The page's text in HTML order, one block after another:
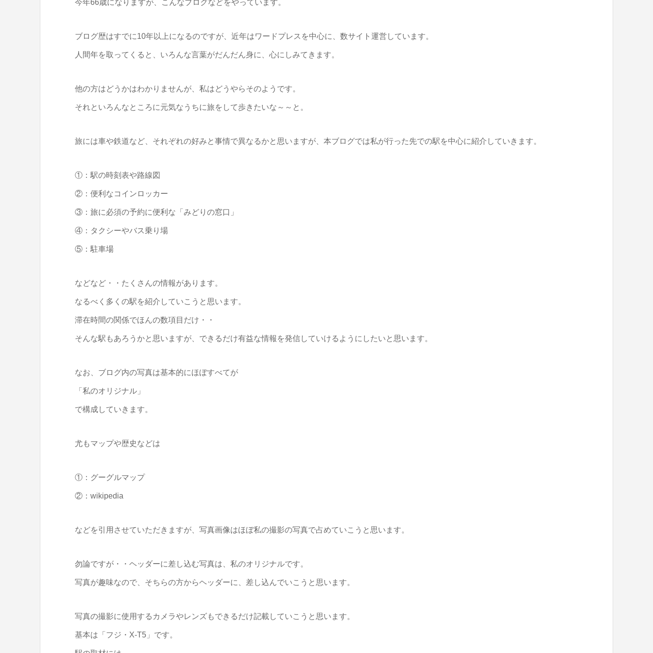
今年66歳になりますが、こんなブログなどをやっています。
ブログ歴はすでに10年以上になるのですが、近年はワードプレスを中心に、数サイト運営しています。
人間年を取ってくると、いろんな言葉がだんだん身に、心にしみてきます。
他の方はどうかはわかりませんが、私はどうやらそのようです。
それといろんなところに元気なうちに旅をして歩きたいな～～と。
旅には車や鉄道など、それぞれの好みと事情で異なるかと思いますが、本ブログでは私が行った先での駅を中心に紹介していきます。
①：駅の時刻表や路線図
②：便利なコインロッカー
③：旅に必須の予約に便利な「みどりの窓口」
④：タクシーやバス乗り場
⑤：駐車場
などなど・・たくさんの情報があります。
なるべく多くの駅を紹介していこうと思います。
滞在時間の関係でほんの数項目だけ・・
そんな駅もあろうかと思いますが、できるだけ有益な情報を発信していけるようにしたいと思います。
なお、ブログ内の写真は基本的にほぼすべてが
「私のオリジナル」
で構成していきます。
尤もマップや歴史などは
①：グーグルマップ
②：wikipedia
などを引用させていただきますが、写真画像はほぼ私の撮影の写真で占めていこうと思います。
勿論ですが・・ヘッダーに差し込む写真は、私のオリジナルです。
写真が趣味なので、そちらの方からヘッダーに、差し込んでいこうと思います。
写真の撮影に使用するカメラやレンズもできるだけ記載していこうと思います。
基本は「フジ・X-T5」です。